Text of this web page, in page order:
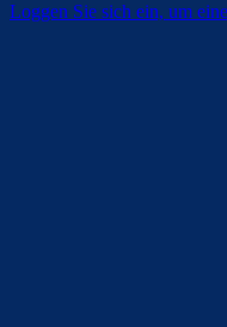
Loggen Sie sich ein, um